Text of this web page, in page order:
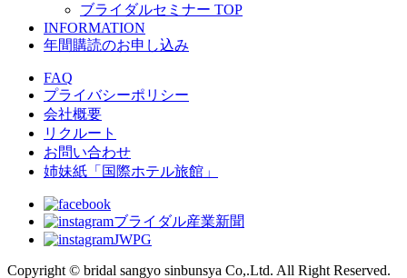
ブライダルセミナー TOP
INFORMATION
年間購読のお申し込み
FAQ
プライバシーポリシー
会社概要
リクルート
お問い合わせ
姉妹紙「国際ホテル旅館」
ブライダル産業新聞
JWPG
Copyright © bridal sangyo sinbunsya Co,.Ltd. All Right Reserved.